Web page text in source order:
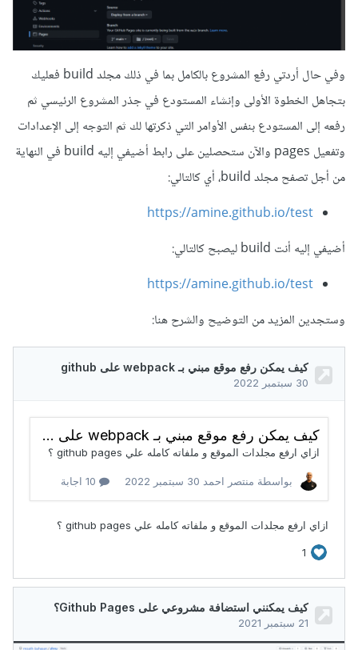
وفي حال أردتي رفع المشروع بالكامل بما في ذلك مجلد build فعليك
بتجاهل الخطوة الأولى وإنشاء المستودع في جذر المشروع الرئيسي ثم
رفعه إلى المستودع بنفس الأوامر التي ذكرتها لك ثم التوجه إلى الإعدادات
وتفعيل pages والآن ستحصلين على رابط أضيفي إليه build في النهاية
من أجل تصفح مجلد build، أي كالتالي:
https://amine.github.io/test
أضيفي إليه أنت build ليصبح كالتالي:
https://amine.github.io/test
وستجدين المزيد من التوضيح والشرح هنا: